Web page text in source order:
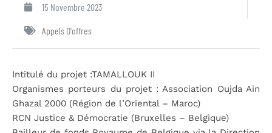
15 Novembre 2023
Appels D'offres
Intitulé du projet :TAMALLOUK II
Organismes porteurs du projet : Association Oujda Ain
Ghazal 2000 (Région de l’Oriental – Maroc)
RCN Justice & Démocratie (Bruxelles – Belgique)